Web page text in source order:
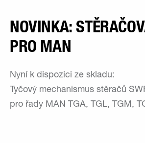
NOVINKA:
PRO MAN
Nyní k dispozici ze skladu:
Tyčový mechanismus stěračů
pro řady MAN TGA, TGL, TGM,